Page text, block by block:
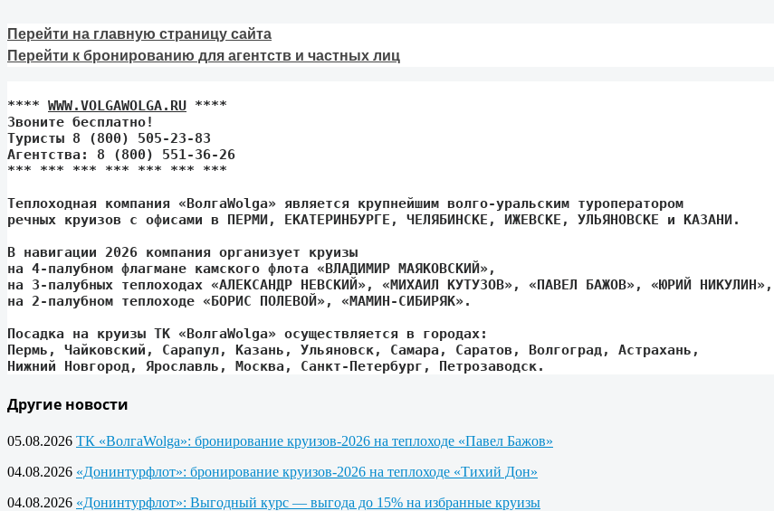
Перейти на главную страницу сайта
Перейти к бронированию для агентств и частных лиц
**** WWW.VOLGAWOLGA.RU ****
Звоните бесплатно!
Туристы 8 (800) 505-23-83
Агентства: 8 (800) 551-36-26
*** *** *** *** *** *** ***
Теплоходная компания «ВолгаWolga» является крупнейшим волго-уральским туроператором
речных круизов с офисами в ПЕРМИ, ЕКАТЕРИНБУРГЕ, ЧЕЛЯБИНСКЕ, ИЖЕВСКЕ, УЛЬЯНОВСКЕ и КАЗАНИ.
В навигации 2026 компания организует круизы
на 4-палубном флагмане камского флота «ВЛАДИМИР МАЯКОВСКИЙ»,
на 3-палубных теплоходах «АЛЕКСАНДР НЕВСКИЙ», «МИХАИЛ КУТУЗОВ», «ПАВЕЛ БАЖОВ», «ЮРИЙ НИКУЛИН»,
на 2-палубном теплоходе «БОРИС ПОЛЕВОЙ», «МАМИН-СИБИРЯК».
Посадка на круизы ТК «ВолгаWolga» осуществляется в городах:
Пермь, Чайковский, Сарапул, Казань, Ульяновск, Самара, Саратов, Волгоград, Астрахань,
Нижний Новгород, Ярославль, Москва, Санкт-Петербург, Петрозаводск.
Другие новости
05.08.2026 ТК «ВолгаWolga»: бронирование круизов-2026 на теплоходе «Павел Бажов»
04.08.2026 «Донинтурфлот»: бронирование круизов-2026 на теплоходе «Тихий Дон»
04.08.2026 «Донинтурфлот»: Выгодный курс — выгода до 15% на избранные круизы